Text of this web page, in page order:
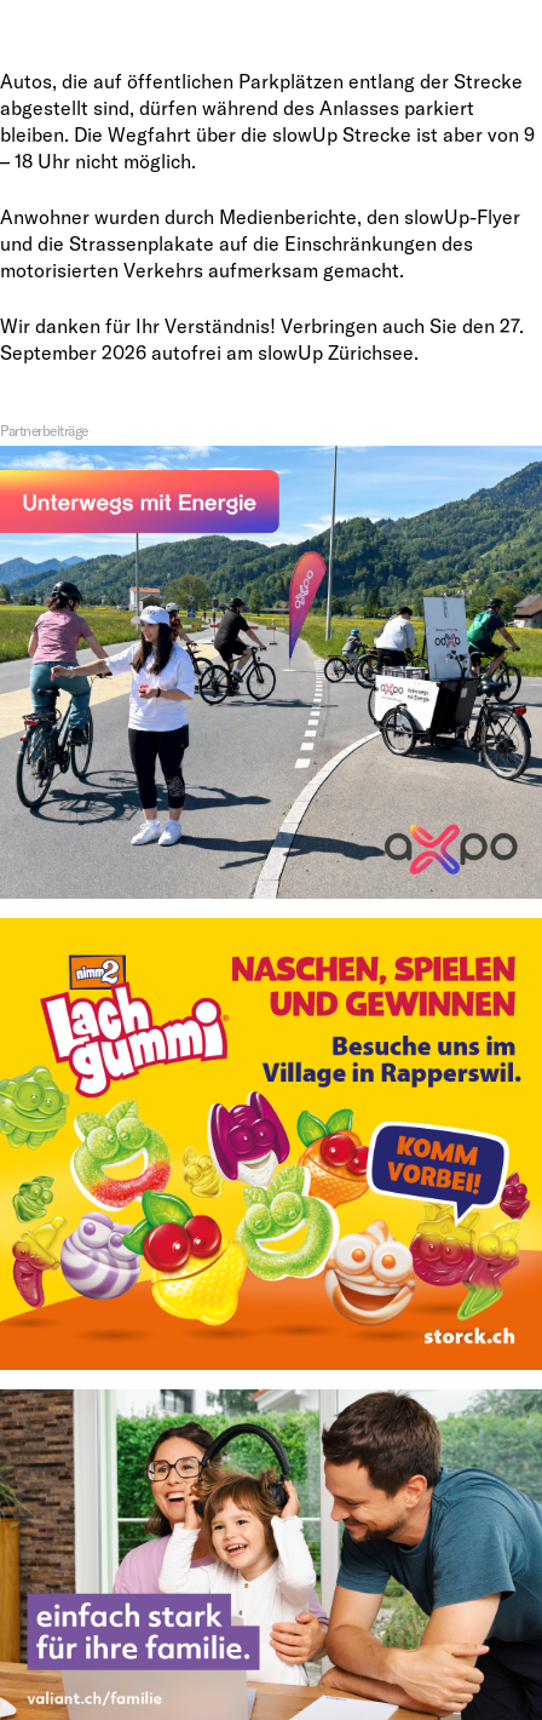
Autos, die auf öffentlichen Parkplätzen entlang der Strecke
abgestellt sind, dürfen während des Anlasses parkiert
bleiben. Die Wegfahrt über die slowUp Strecke ist aber von 9
– 18 Uhr nicht möglich.
Anwohner wurden durch Medienberichte, den slowUp-Flyer
und die Strassenplakate auf die Einschränkungen des
motorisierten Verkehrs aufmerksam gemacht.
Wir danken für Ihr Verständnis! Verbringen auch Sie den 27.
September 2026 autofrei am slowUp Zürichsee.
Partnerbeiträge